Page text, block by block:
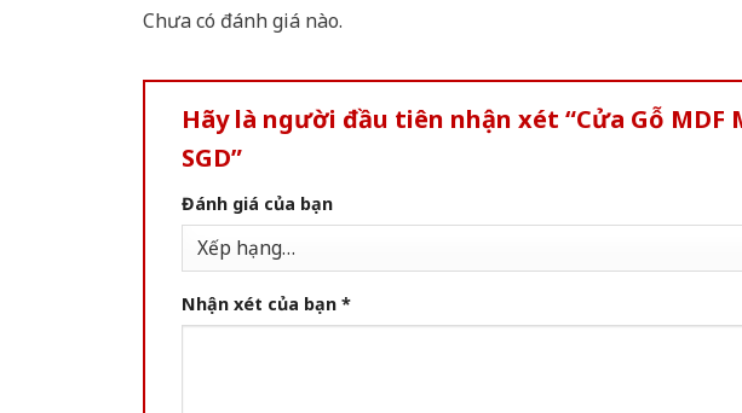
Chưa có đánh giá nào.
Hãy là người đầu tiên nhận xét “Cửa Gỗ MDF
SGD”
Đánh giá của bạn
Nhận xét của bạn *